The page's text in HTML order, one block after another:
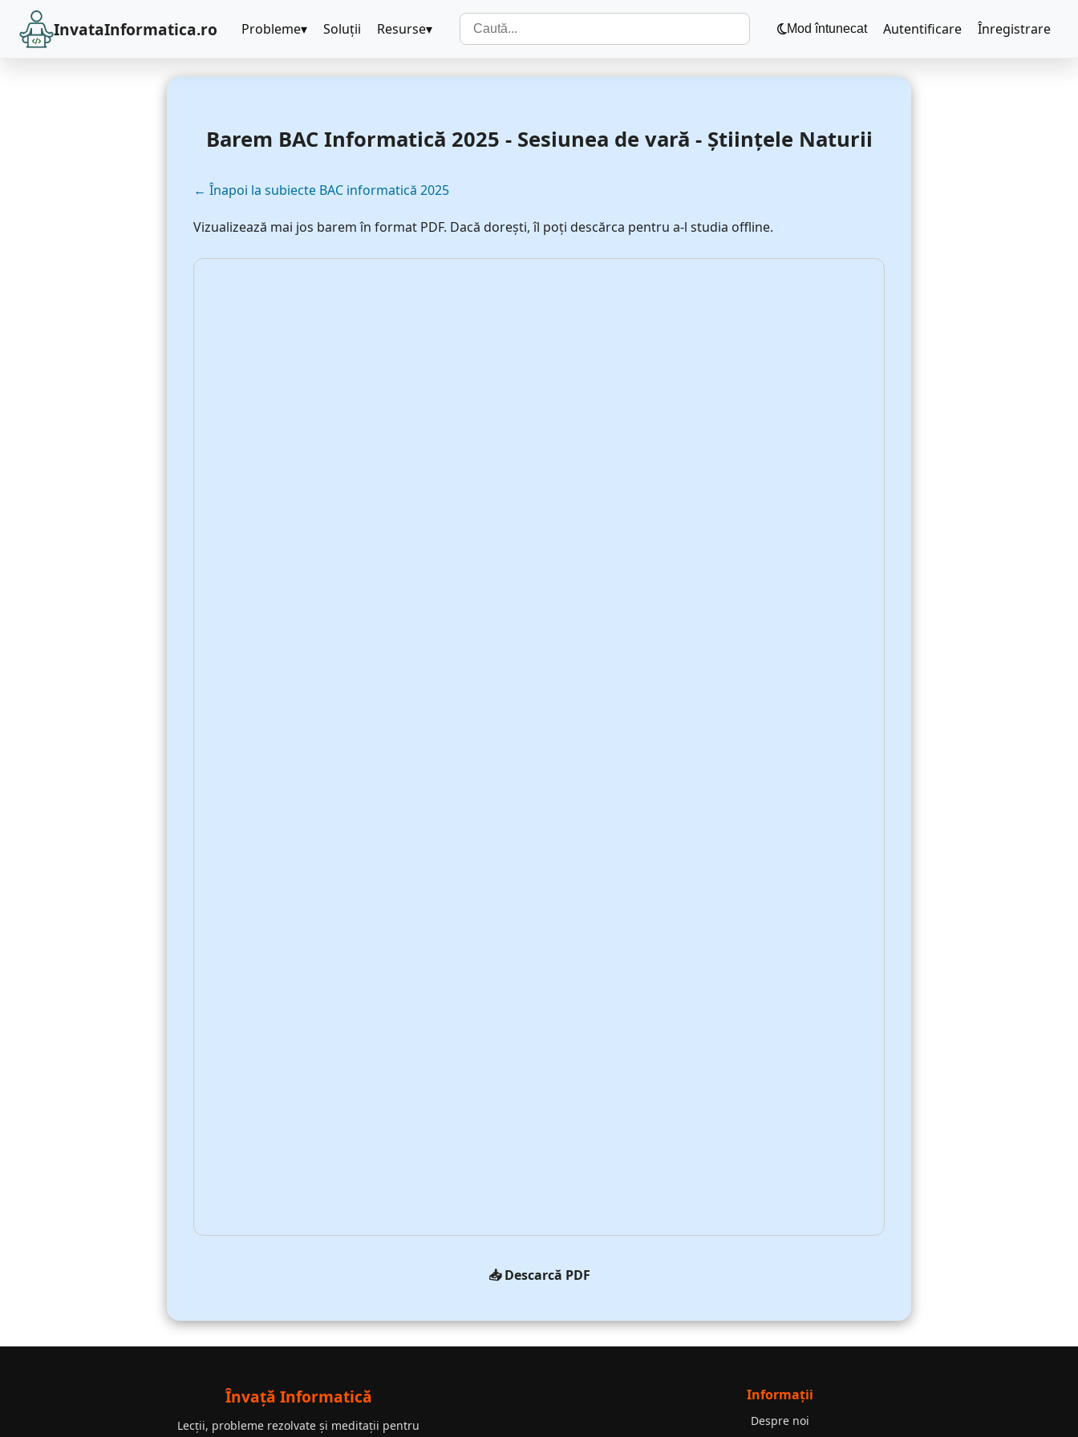
InvataInformatica.ro Probleme Soluții Resurse Mod întunecat Autentificare Înregistrare
Barem BAC Informatică 2025 - Sesiunea de vară - Științele Naturii
← Înapoi la subiecte BAC informatică 2025
Vizualizează mai jos barem în format PDF. Dacă dorești, îl poți descărca pentru a-l studia offline.
📥 Descarcă PDF
Învață Informatică
Lecții, probleme rezolvate și meditații pentru
Informații
Despre noi